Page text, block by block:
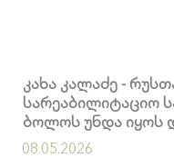
კახა კალაძე -
სარეაბილიტაციო სამუშაოები ნოემბრის
ბოლოს უნდა იყოს
08.05.2026